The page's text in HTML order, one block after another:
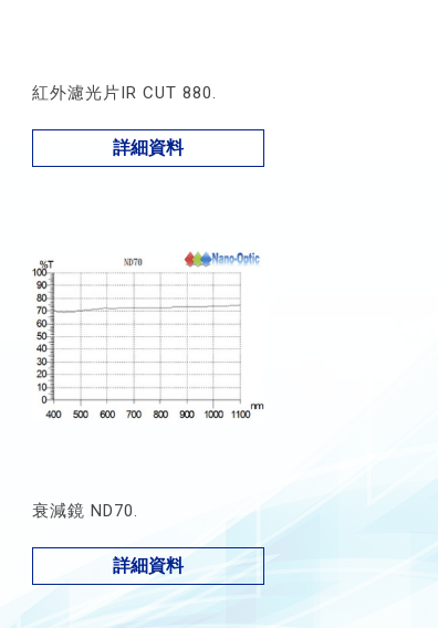
紅外濾光片IR CUT 880.
詳細資料
衰減鏡 ND70.
詳細資料